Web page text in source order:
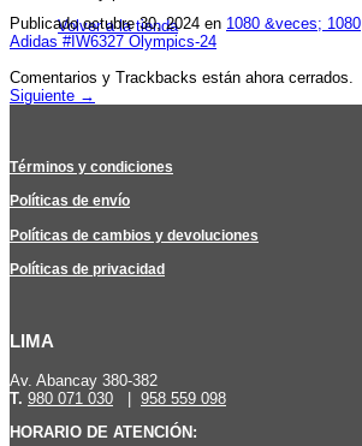
Volver a la tienda
Publicadooctubre 30, 2024 en 1080 &veces; 1080
Adidas #IW6327 Olympics-24
Comentarios y Trackbacks están ahora cerrados.
Siguiente →
Términos y condiciones
Políticas de envío
Políticas de cambios y devoluciones
Políticas de privacidad
LIMA
Av. Abancay 380-382
T. 980 071 030
958 559 098
HORARIO DE ATENCIÓN: